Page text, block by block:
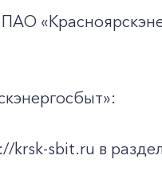
krsk-sbit.ru в